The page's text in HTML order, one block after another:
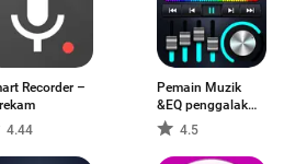
Recorder –
4.44
Pemain Muzik
&EQ penggalak
bes 4.5